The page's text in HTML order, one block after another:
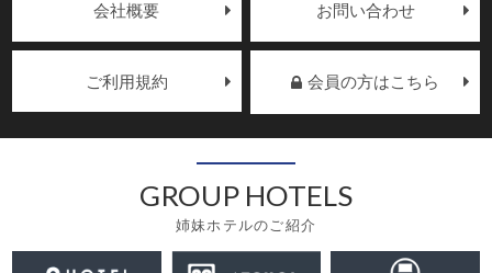
会社概要 お問い合わせ
ご利用規約 会員の方はこちら
GROUP HOTELS
姉妹ホテルのご紹介